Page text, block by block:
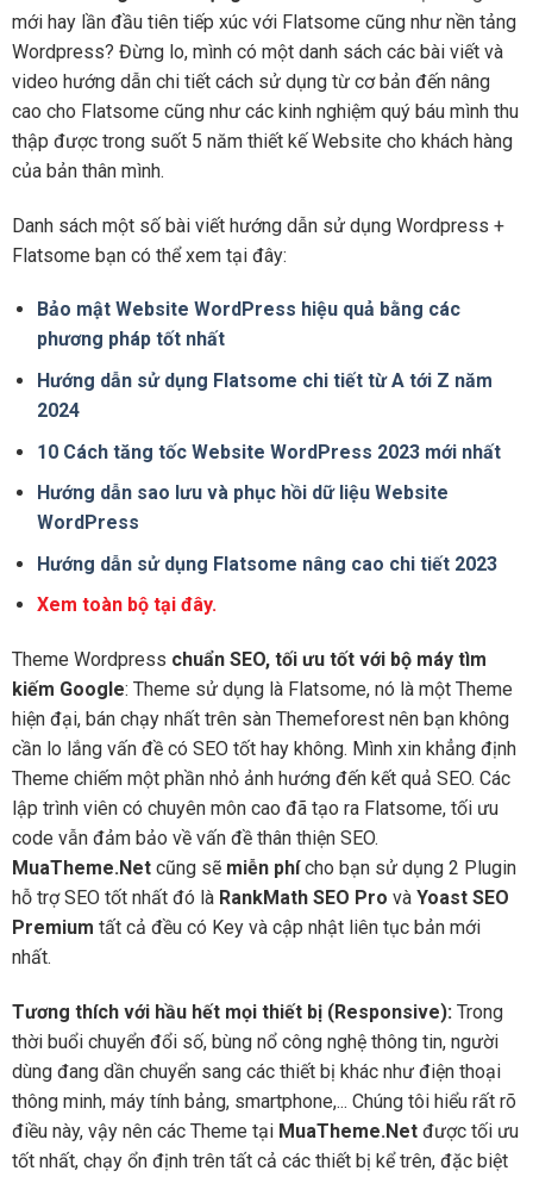
mới hay lần đầu tiên tiếp xúc với Flatsome cũng như nền tảng
Wordpress? Đừng lo, mình có một danh sách các bài viết và
video hướng dẫn chi tiết cách sử dụng từ cơ bản đến nâng
cao cho Flatsome cũng như các kinh nghiệm quý báu mình thu
thập được trong suốt 5 năm thiết kế Website cho khách hàng
của bản thân mình.
Danh sách một số bài viết hướng dẫn sử dụng Wordpress +
Flatsome bạn có thể xem tại đây:
Bảo mật Website WordPress hiệu quả bằng các
phương pháp tốt nhất
Hướng dẫn sử dụng Flatsome chi tiết từ A tới Z năm
2024
10 Cách tăng tốc Website WordPress 2023 mới nhất
Hướng dẫn sao lưu và phục hồi dữ liệu Website
WordPress
Hướng dẫn sử dụng Flatsome nâng cao chi tiết 2023
Xem toàn bộ tại đây.
Theme Wordpress chuẩn SEO, tối ưu tốt với bộ máy tìm
kiếm Google: Theme sử dụng là Flatsome, nó là một Theme
hiện đại, bán chạy nhất trên sàn Themeforest nên bạn không
cần lo lắng vấn đề có SEO tốt hay không. Mình xin khẳng định
Theme chiếm một phần nhỏ ảnh hướng đến kết quả SEO. Các
lập trình viên có chuyên môn cao đã tạo ra Flatsome, tối ưu
code vẫn đảm bảo về vấn đề thân thiện SEO.
MuaTheme.Net cũng sẽ miễn phícho bạn sử dụng 2 Plugin
hỗ trợ SEO tốt nhất đó là RankMath SEO Pro và Yoast SEO
Premium tất cả đều có Key và cập nhật liên tục bản mới
nhất.
Tương thích với hầu hết mọi thiết bị (Responsive): Trong
thời buổi chuyển đổi số, bùng nổ công nghệ thông tin, người
dùng đang dần chuyển sang các thiết bị khác như điện thoại
thông minh, máy tính bảng, smartphone,... Chúng tôi hiểu rất rõ
điều này, vậy nên các Theme tại MuaTheme.Net được tối ưu
tốt nhất, chạy ổn định trên tất cả các thiết bị kể trên, đặc biệt